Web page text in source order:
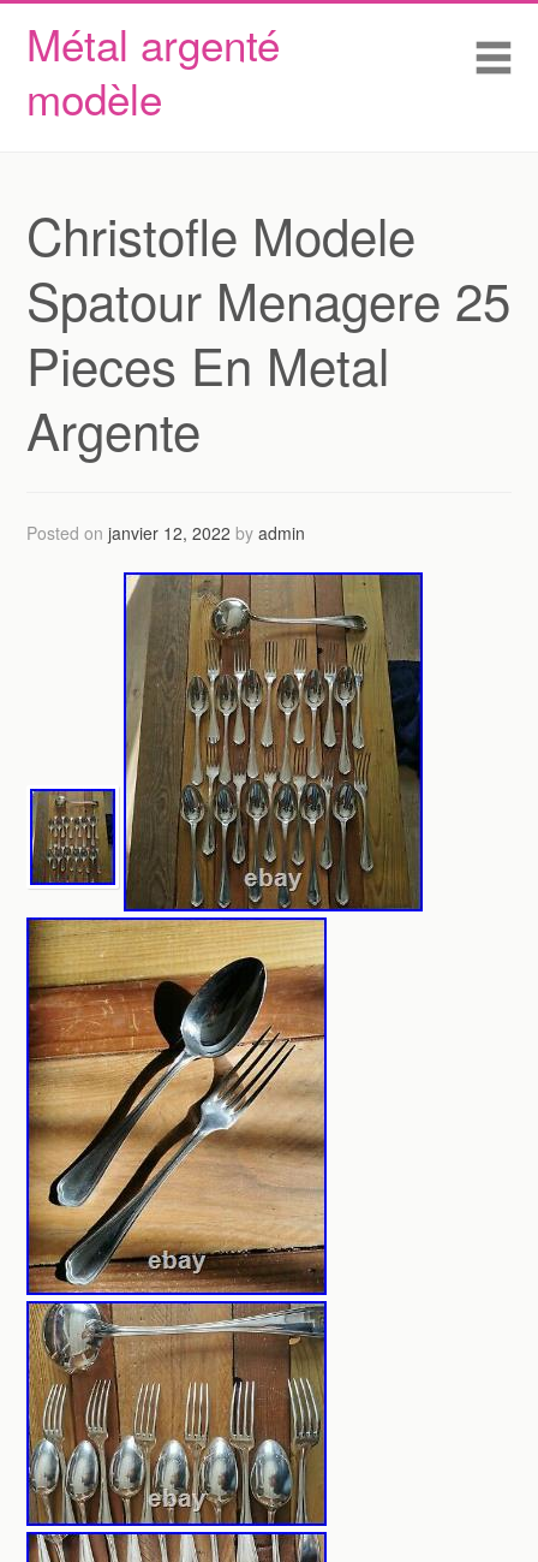
Métal argenté
modèle
Skip to content
Accueil
Conditions d’utilisation
Christofle Modele
Spatour Menagere 25
Pieces En Metal
Argente
Posted onjanvier 12, 2022 byadmin